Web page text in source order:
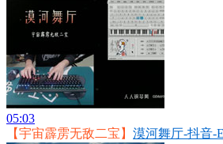
05:03
【宇宙霹雳无敌二宝】 漠河舞厅-抖音-